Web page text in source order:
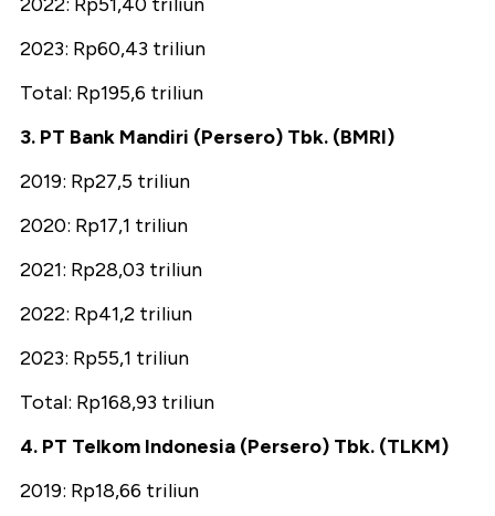
2023: Rp60,43 triliun
Total: Rp195,6 triliun
3. PT Bank Mandiri (Persero) Tbk. (BMRI)
2019: Rp27,5 triliun
2020: Rp17,1 triliun
2021: Rp28,03 triliun
2022: Rp41,2 triliun
2023: Rp55,1 triliun
Total: Rp168,93 triliun
4. PT Telkom Indonesia (Persero) Tbk. (TLKM)
2019: Rp18,66 triliun